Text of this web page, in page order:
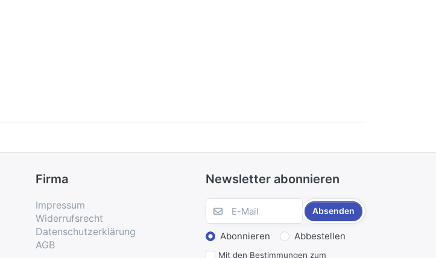
Firma
Impressum
Widerrufsrecht
Datenschutzerklärung
AGB
Newsletter abonnieren
Absenden
Abonnieren Abbestellen
Mit den Bestimmungen zum